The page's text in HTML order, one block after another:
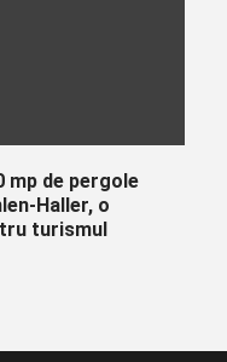
mp de pergole
Haller, o
turismul